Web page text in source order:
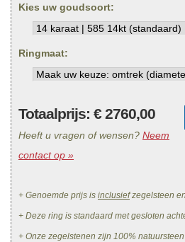
Kies uw goudsoort:
Ringmaat:
Totaalprijs: €2760,00
Heeft u vragen of wensen? Neem
contact op »
+ Genoemde prijs is inclusiefzegelsteen
+ Deze ring is standaard met gesloten
+ Onze zegelstenen zijn 100% natuursteen